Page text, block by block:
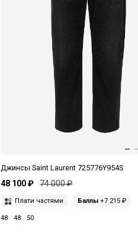
Джинсы Saint Laurent 725776Y954S
48 100 ₽ 74 000 ₽
Плати частями Баллы +7 215 ₽
48 48 50